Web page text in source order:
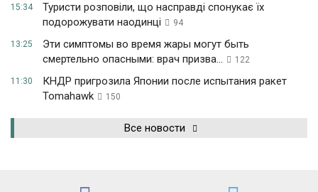
15:34
Туристи розповіли, що насправді спонукає їх
подорожувати наодинці
94
13:25
Эти симптомы во время жары могут быть
смертельно опасными: врач призва...
122
11:30
КНДР пригрозила Японии после испытания ракет
Tomahawk
150
Все новости